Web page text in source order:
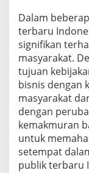
Dalam
terbaru
signifikan
masyarakat.
tujuan
bisnis dengan
masyarakat
dengan
kemakmuran
untuk
setempat
publik terbaru